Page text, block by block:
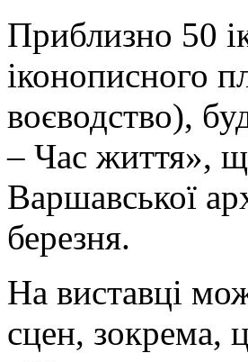
Приблизно 50
іконописного
воєводство),
– Час життя»,
Варшавської
березня.
На виставці
сцен, зокрема,